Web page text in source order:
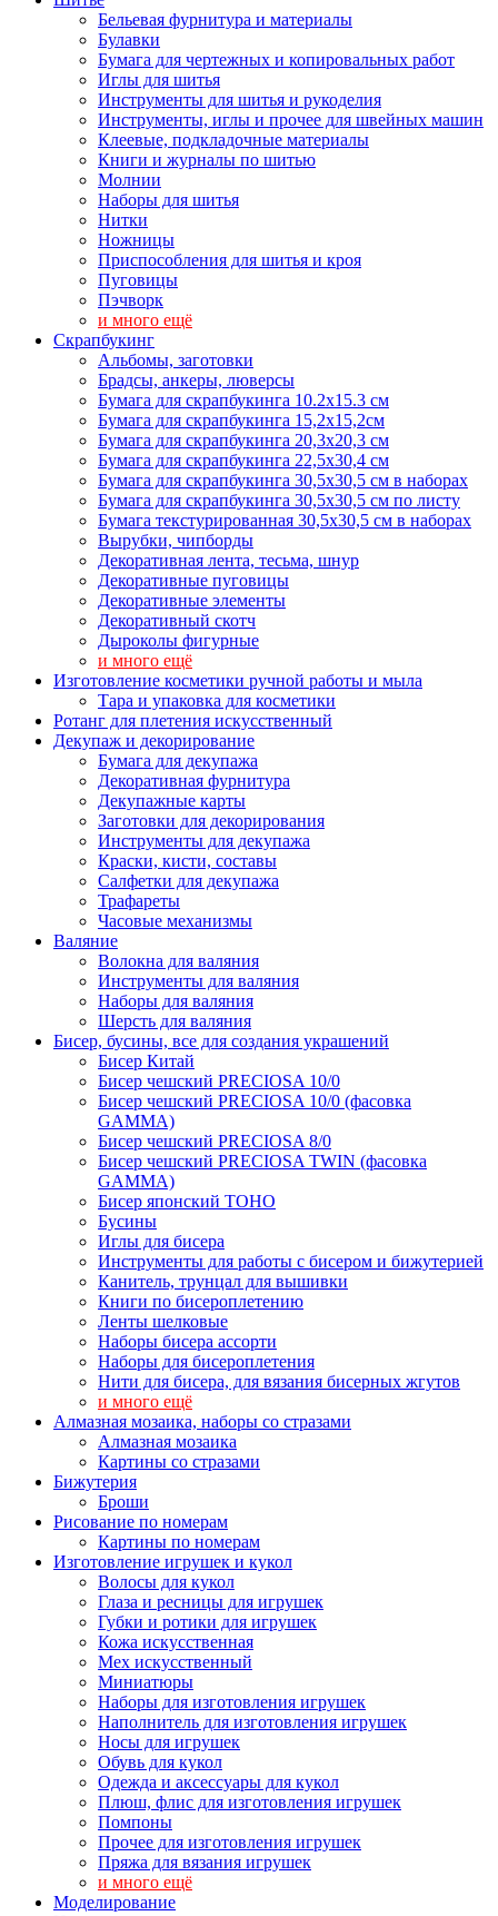
Бельевая фурнитура и материалы
Булавки
Бумага для чертежных и копировальных работ
Иглы для шитья
Инструменты для шитья и рукоделия
Инструменты, иглы и прочее для швейных машин
Клеевые, подкладочные материалы
Книги и журналы по шитью
Молнии
Наборы для шитья
Нитки
Ножницы
Приспособления для шитья и кроя
Пуговицы
Пэчворк
и много ещё
Скрапбукинг
Альбомы, заготовки
Брадсы, анкеры, люверсы
Бумага для скрапбукинга 10.2х15.3 см
Бумага для скрапбукинга 15,2х15,2см
Бумага для скрапбукинга 20,3х20,3 см
Бумага для скрапбукинга 22,5х30,4 см
Бумага для скрапбукинга 30,5х30,5 см в наборах
Бумага для скрапбукинга 30,5х30,5 см по листу
Бумага текстурированная 30,5х30,5 см в наборах
Вырубки, чипборды
Декоративная лента, тесьма, шнур
Декоративные пуговицы
Декоративные элементы
Декоративный скотч
Дыроколы фигурные
и много ещё
Изготовление косметики ручной работы и мыла
Тара и упаковка для косметики
Ротанг для плетения искусственный
Декупаж и декорирование
Бумага для декупажа
Декоративная фурнитура
Декупажные карты
Заготовки для декорирования
Инструменты для декупажа
Краски, кисти, составы
Салфетки для декупажа
Трафареты
Часовые механизмы
Валяние
Волокна для валяния
Инструменты для валяния
Наборы для валяния
Шерсть для валяния
Бисер, бусины, все для создания украшений
Бисер Китай
Бисер чешский PRECIOSA 10/0
Бисер чешский PRECIOSA 10/0 (фасовка
GAMMA)
Бисер чешский PRECIOSA 8/0
Бисер чешский PRECIOSA TWIN (фасовка
GAMMA)
Бисер японский TOHO
Бусины
Иглы для бисера
Инструменты для работы с бисером и бижутерией
Канитель, трунцал для вышивки
Книги по бисероплетению
Ленты шелковые
Наборы бисера ассорти
Наборы для бисероплетения
Нити для бисера, для вязания бисерных жгутов
и много ещё
Алмазная мозаика, наборы со стразами
Алмазная мозаика
Картины co стразами
Бижутерия
Броши
Рисование по номерам
Картины по номерам
Изготовление игрушек и кукол
Волосы для кукол
Глаза и ресницы для игрушек
Губки и ротики для игрушек
Кожа искусственная
Мех искусственный
Миниатюры
Наборы для изготовления игрушек
Наполнитель для изготовления игрушек
Носы для игрушек
Обувь для кукол
Одежда и аксессуары для кукол
Плюш, флис для изготовления игрушек
Помпоны
Прочее для изготовления игрушек
Пряжа для вязания игрушек
и много ещё
Моделирование